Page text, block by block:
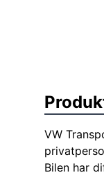
VW
Bilen har